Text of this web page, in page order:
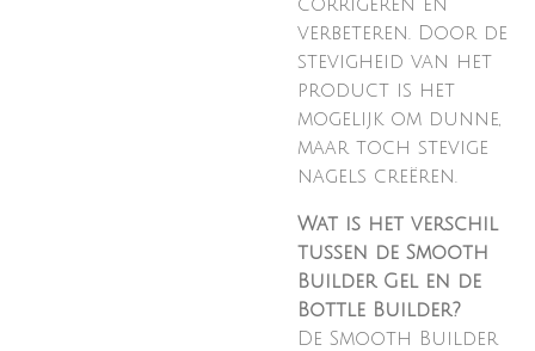
corrigeren en
verbeteren. Door de
stevigheid van het
product is het
mogelijk om dunne,
maar toch stevige
nagels creëren.
Wat is het verschil
tussen de Smooth
Builder Gel en de
Bottle Builder?
De Smooth Builder